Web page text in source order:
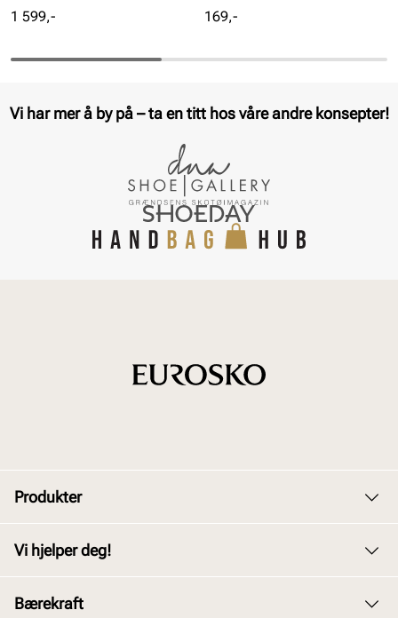
Pris
1 599,- Pris
169,-
Vi har mer å by på – ta en titt hos våre andre konsepter!
Produkter
Barn
Vi hjelper deg!
Bærekraft